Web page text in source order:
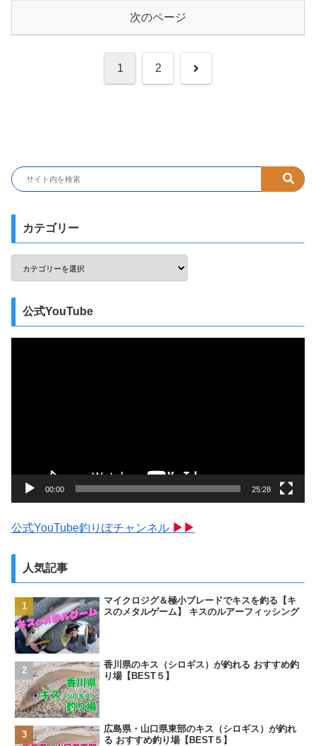
次のページ
1 2 次
カテゴリー
公式YouTube
00:00 25:28
公式YouTube釣りぽチャンネル ▶▶
人気記事
マイクロジグ＆極小ブレードでキスを釣る【キ
スのメタルゲーム】 キスのルアーフィッシング
香川県のキス（シロギス）が釣れる おすすめ釣
り場【BEST５】
広島県・山口県東部のキス（シロギス）が釣れ
る おすすめ釣り場【BEST５】